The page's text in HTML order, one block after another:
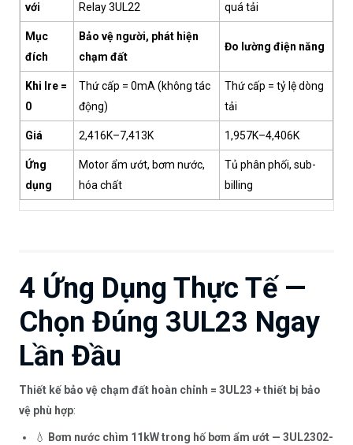
với
Relay 3UL22
quá tải
Mục
đích
Bảo vệ người, phát hiện
chạm đất
Đo lường điện năng
Khi Ire =
0
Thứ cấp = 0mA (không tác
động)
Thứ cấp = tỷ lệ dòng
tải
Giá 2,416K–7,413K 1,957K–4,406K
Ứng
dụng
Motor ẩm ướt, bơm nước,
hóa chất
Tủ phân phối, sub-
billing
4 Ứng Dụng Thực Tế —
Chọn Đúng 3UL23 Ngay
Lần Đầu
Thiết kế bảo vệ chạm đất hoàn chỉnh = 3UL23 + thiết bị bảo
vệ phù hợp:
💧
Bơm nước chìm 11kW trong hố bơm ẩm ướt — 3UL2302-